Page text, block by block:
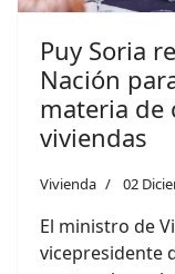
Puy Soria
Nación
materia de
viviendas
Vivienda 02
El ministro de
vicepresidente